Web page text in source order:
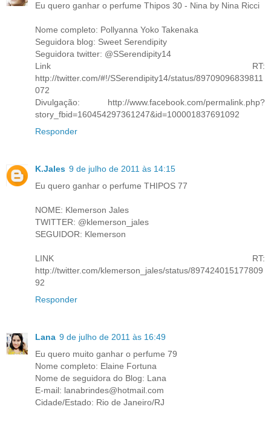
Eu quero ganhar o perfume Thipos 30 - Nina by Nina Ricci
Nome completo: Pollyanna Yoko Takenaka
Seguidora blog: Sweet Serendipity
Seguidora twitter: @SSerendipity14
Link RT:
http://twitter.com/#!/SSerendipity14/status/89709096839811
072
Divulgação: http://www.facebook.com/permalink.php?
story_fbid=160454297361247&id=100001837691092
Responder
K.Jales 9 de julho de 2011 às 14:15
Eu quero ganhar o perfume THIPOS 77
NOME: Klemerson Jales
TWITTER: @klemerson_jales
SEGUIDOR: Klemerson
LINK RT:
http://twitter.com/klemerson_jales/status/897424015177809
92
Responder
Lana 9 de julho de 2011 às 16:49
Eu quero muito ganhar o perfume 79
Nome completo: Elaine Fortuna
Nome de seguidora do Blog: Lana
E-mail: lanabrindes@hotmail.com
Cidade/Estado: Rio de Janeiro/RJ